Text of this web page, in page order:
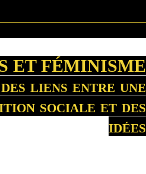
ET FÉMINISME
liens entre une
sociale et des
idées